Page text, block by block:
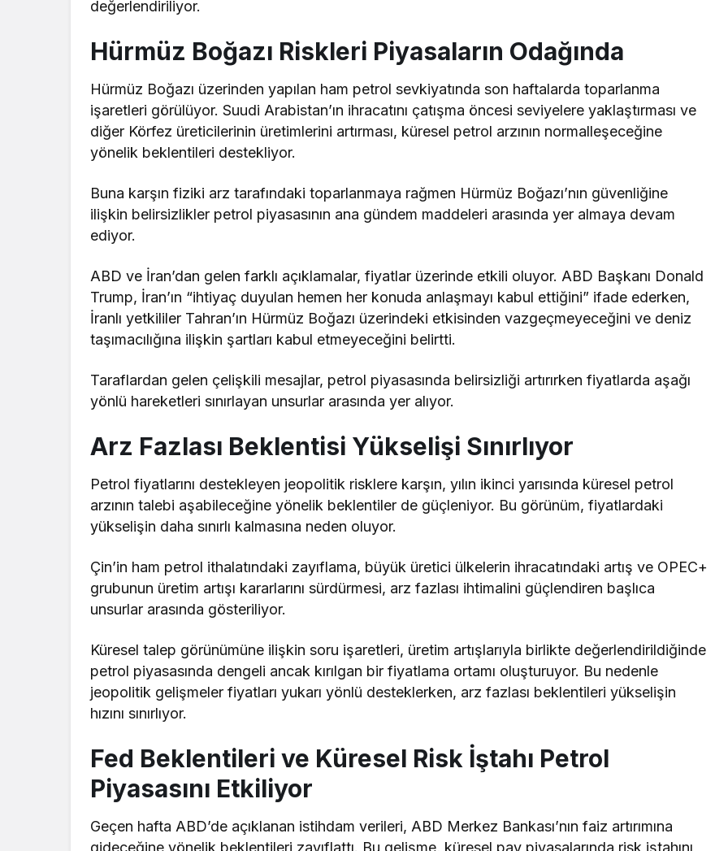
değerlendiriliyor.
Hürmüz Boğazı Riskleri Piyasaların Odağında
Hürmüz Boğazı üzerinden yapılan ham petrol sevkiyatında son haftalarda toparlanma
işaretleri görülüyor. Suudi Arabistan’ın ihracatını çatışma öncesi seviyelere yaklaştırması ve
diğer Körfez üreticilerinin üretimlerini artırması, küresel petrol arzının normalleşeceğine
yönelik beklentileri destekliyor.
Buna karşın fiziki arz tarafındaki toparlanmaya rağmen Hürmüz Boğazı’nın güvenliğine
ilişkin belirsizlikler petrol piyasasının ana gündem maddeleri arasında yer almaya devam
ediyor.
ABD ve İran’dan gelen farklı açıklamalar, fiyatlar üzerinde etkili oluyor. ABD Başkanı Donald
Trump, İran’ın “ihtiyaç duyulan hemen her konuda anlaşmayı kabul ettiğini” ifade ederken,
İranlı yetkililer Tahran’ın Hürmüz Boğazı üzerindeki etkisinden vazgeçmeyeceğini ve deniz
taşımacılığına ilişkin şartları kabul etmeyeceğini belirtti.
Taraflardan gelen çelişkili mesajlar, petrol piyasasında belirsizliği artırırken fiyatlarda aşağı
yönlü hareketleri sınırlayan unsurlar arasında yer alıyor.
Arz Fazlası Beklentisi Yükselişi Sınırlıyor
Petrol fiyatlarını destekleyen jeopolitik risklere karşın, yılın ikinci yarısında küresel petrol
arzının talebi aşabileceğine yönelik beklentiler de güçleniyor. Bu görünüm, fiyatlardaki
yükselişin daha sınırlı kalmasına neden oluyor.
Çin’in ham petrol ithalatındaki zayıflama, büyük üretici ülkelerin ihracatındaki artış ve OPEC+
grubunun üretim artışı kararlarını sürdürmesi, arz fazlası ihtimalini güçlendiren başlıca
unsurlar arasında gösteriliyor.
Küresel talep görünümüne ilişkin soru işaretleri, üretim artışlarıyla birlikte değerlendirildiğinde
petrol piyasasında dengeli ancak kırılgan bir fiyatlama ortamı oluşturuyor. Bu nedenle
jeopolitik gelişmeler fiyatları yukarı yönlü desteklerken, arz fazlası beklentileri yükselişin
hızını sınırlıyor.
Fed Beklentileri ve Küresel Risk İştahı Petrol
Piyasasını Etkiliyor
Geçen hafta ABD’de açıklanan istihdam verileri, ABD Merkez Bankası’nın faiz artırımına
gideceğine yönelik beklentileri zayıflattı. Bu gelişme, küresel pay piyasalarında risk iştahını